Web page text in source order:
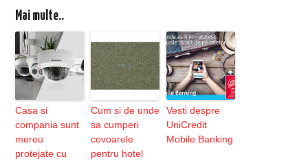
Mai multe..
Casa si
compania sunt
mereu
protejate cu
Cum si de unde
sa cumperi
covoarele
pentru hotel
Vesti despre
UniCredit
Mobile Banking